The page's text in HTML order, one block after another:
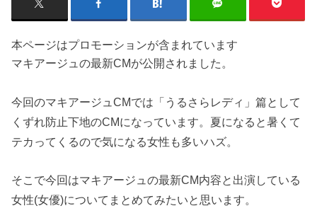
本ページはプロモーションが含まれています
マキアージュの最新CMが公開されました。
今回のマキアージュCMでは「うるさらレディ」篇として
くずれ防止下地のCMになっています。夏になると暑くて
テカってくるので気になる女性も多いハズ。
そこで今回はマキアージュの最新CM内容と出演している
女性(女優)についてまとめてみたいと思います。